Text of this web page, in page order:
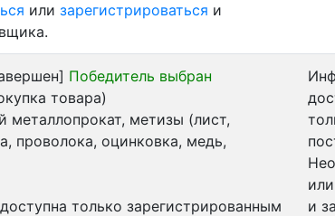
или зарегистрироваться и
Победитель выбран
товара)
металлопрокат, метизы (лист,
проволока, оцинковка, медь,
только зарегистрированным
или
и